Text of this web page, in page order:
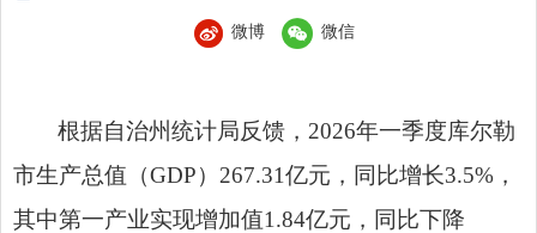
微博 微信
根据自治州统计局反馈， 2026年一季度库尔勒
市生产总值（GDP） 267.31亿元，同比增长3.5% ，
其中第一产业实现增加值1.84亿元，同比下降